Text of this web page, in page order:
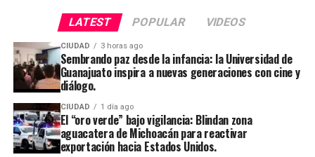
LATEST POPULAR VIDEOS
CIUDAD 3 horas ago
Sembrando paz desde la infancia: la Universidad de
Guanajuato inspira a nuevas generaciones con cine y
diálogo.
CIUDAD 1 día ago
El “oro verde” bajo vigilancia: Blindan zona
aguacatera de Michoacán para reactivar
exportación hacia Estados Unidos.